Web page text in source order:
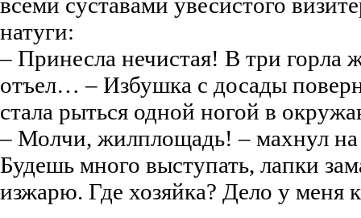
натуги:
– Принесла нечистая! В три горла
отъел… – Избушка с досады
стала рыться одной ногой в
– Молчи, жилплощадь! – махнул на
Будешь много выступать, лапки
изжарю. Где хозяйка? Дело у меня